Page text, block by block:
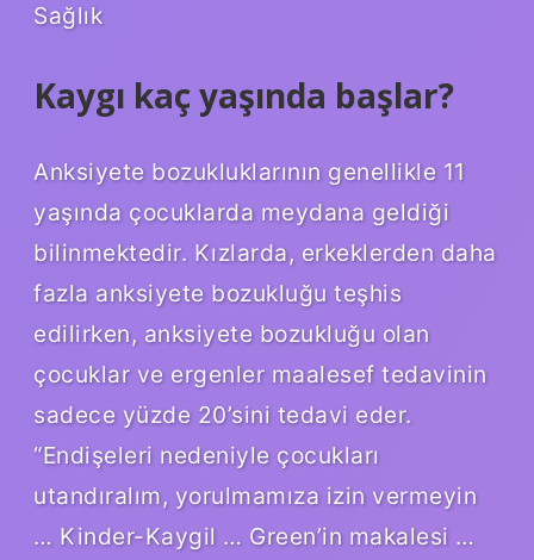
Sağlık
Kaygı kaç yaşında başlar?
Anksiyete bozukluklarının genellikle 11
yaşında çocuklarda meydana geldiği
bilinmektedir. Kızlarda, erkeklerden daha
fazla anksiyete bozukluğu teşhis
edilirken, anksiyete bozukluğu olan
çocuklar ve ergenler maalesef tedavinin
sadece yüzde 20’sini tedavi eder.
“Endişeleri nedeniyle çocukları
utandıralım, yorulmamıza izin vermeyin
… Kinder-Kaygil … Green’in makalesi …